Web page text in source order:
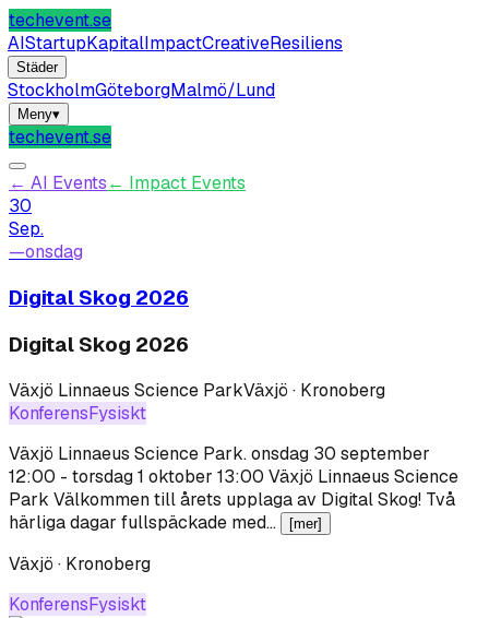
techevent.se
AIStartupKapitalImpactCreativeResiliens
Städer
StockholmGöteborgMalmö/Lund
Meny▾
techevent.se
← AI Events← Impact Events
30
Sep.
—onsdag
Digital Skog 2026
Digital Skog 2026
Växjö Linnaeus Science ParkVäxjö · Kronoberg
KonferensFysiskt
Växjö Linnaeus Science Park.onsdag 30 september
12:00 - torsdag 1 oktober 13:00 Växjö Linnaeus Science
Park Välkommen till årets upplaga av Digital Skog! Två
härliga dagar fullspäckade med…
[mer]
Växjö · Kronoberg
KonferensFysiskt